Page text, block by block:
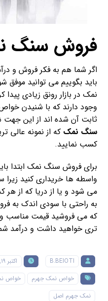
فروش سنگ
اگر شما هم به فکر فروش و
باید بگوییم می توانید
نمک در بازار رونق زیادی پیدا
وجود دارند که با شنیدن
ثابت آن شده اند از این جهت
سنگ نمککه از نمونه
کسب نمایید.
برای فروش سنگ نمک ابتدا
واسطه ها خریداری کنید
می شود و یا از دریا که از هر
به راحتی با سودی اندک به
که می فروشید قیمت مناسب
تری خواهید داشت و درآمد
B.BEIOTI اکتبر ۱۹, ۲۰۲۱
خواص نمک جهرم
خواص
نمک جهرم اصل